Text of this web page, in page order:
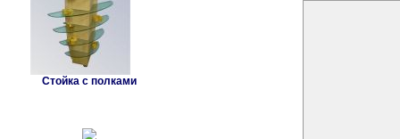
Стойка с полками